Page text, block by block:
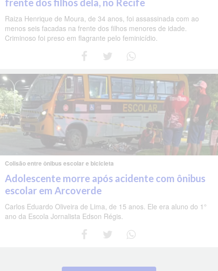
frente dos filhos dela, no Recife
Raiza Henrique de Moura, de 34 anos, foi assassinada com ao
menos seis facadas na frente dos filhos menores de idade.
Criminoso foi preso em flagrante pelo feminicídio.
Colisão entre ônibus escolar e bicicleta
Adolescente morre após acidente com ônibus
escolar em Arcoverde
Carlos Eduardo Oliveira de Lima, de 15 anos. Ele era aluno do 1°
ano da Escola Jornalista Edson Régis.